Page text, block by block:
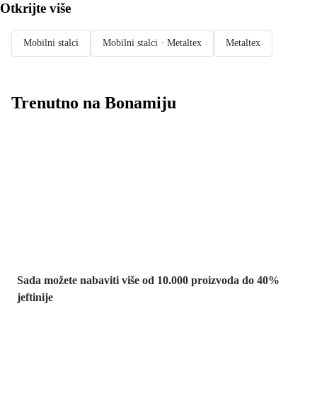
Otkrijte više
Mobilni stalci Mobilni stalci · Metaltex Metaltex
Trenutno na Bonamiju
Sada možete nabaviti više od 10.000 proizvoda do 40%
jeftinije